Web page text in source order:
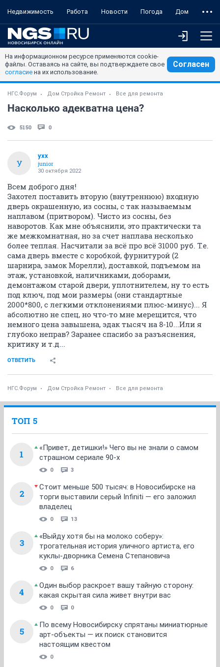
Недвижимость Работа Новости Погода Дом
На информационном ресурсе применяются cookie-
файлы. Оставаясь на сайте, вы подтверждаете свое
согласие на их использование.
Согласен
НГС.Форум Дом Стройка Ремонт Все для ремонта
Насколько адекватна цена?
5150 0
У
ухх
junior
30 октября 2022
Всем доброго дня!
Захотел поставить вторую (внутреннюю) входную
дверь окрашенную, из сосны, с так называемым
наплавом (притвором). Чисто из сосны, без
наворотов. Как мне объяснили, это практически та
же межкомнатная, но за счет наплава несколько
более теплая. Насчитали за всё про всё 31000 руб. Т.е.
сама дверь вместе с коробкой, фурнитурой (2
шарнира, замок Морелли), доставкой, подъемом на
этаж, установкой, наличниками, доборами,
демонтажом старой двери, уплотнителем, ну то есть
под ключ, под мои размеры (они стандартные
2000*800, с легкими отклонениями плюс-минус)... Я
абсолютно не спец, но что-то мне мерещится, что
немного цена завышена, эдак тысяч на 8-10...Или я
глубоко неправ? Заранее спасибо за разъяснения,
критику и т.д...
ОТВЕТИТЬ
НГС.Форум Дом Стройка Ремонт Все для ремонта
ТОП 5
1
«Привет, детишки!» Чего вы не знали о самом
страшном сериале 90-х
0 3
2
Стоит меньше 500 тысяч: в Новосибирске на
торги выставили серый Infiniti — его заложил
владелец
0 13
3
«Выйду хотя бы на молоко соберу»:
трогательная история уличного артиста, его
куклы-дворника Семена Степановича
0 6
4
Один выбор раскроет вашу тайную сторону:
какая скрытая сила живет внутри вас
0 0
5
По всему Новосибирску спрятаны миниатюрные
арт-объекты — их поиск становится
настоящим квестом
0